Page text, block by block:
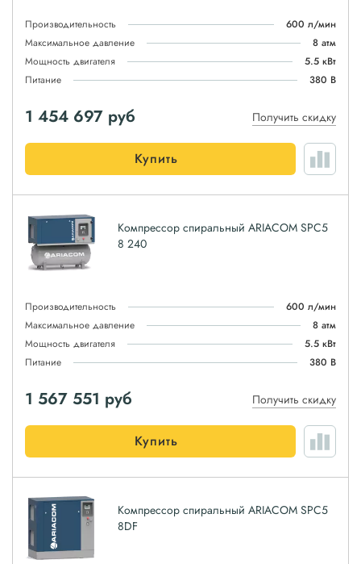
Производительность
600 л/мин
Максимальное давление
8 атм
Мощность двигателя
5.5 кВт
Питание
380 В
1 454 697 руб Получить скидку
Купить
Компрессор спиральный ARIACOM SPC5
8 240
Производительность
600 л/мин
Максимальное давление
8 атм
Мощность двигателя
5.5 кВт
Питание
380 В
1 567 551 руб Получить скидку
Купить
Компрессор спиральный ARIACOM SPC5
8DF